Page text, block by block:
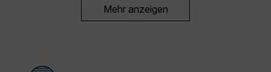
Mehr anzeigen